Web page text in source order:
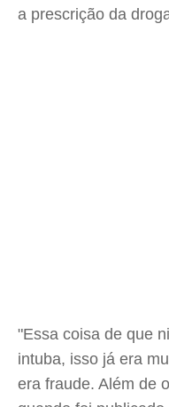
a prescrição da
"Essa coisa de que
intuba, isso já era
era fraude. Além de